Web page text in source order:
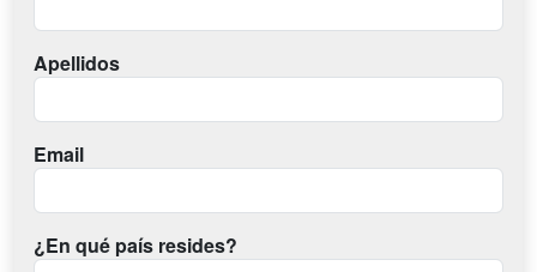
Apellidos
Email
¿En qué país resides?